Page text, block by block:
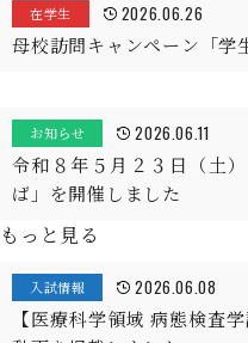
在学生 2026.06.26
母校訪問キャンペーン「学
お知らせ 2026.06.11
令和８年５月２３日（土
ば」を開催しました
もっと見る
入試情報 2026.06.08
【医療科学領域 病態検査